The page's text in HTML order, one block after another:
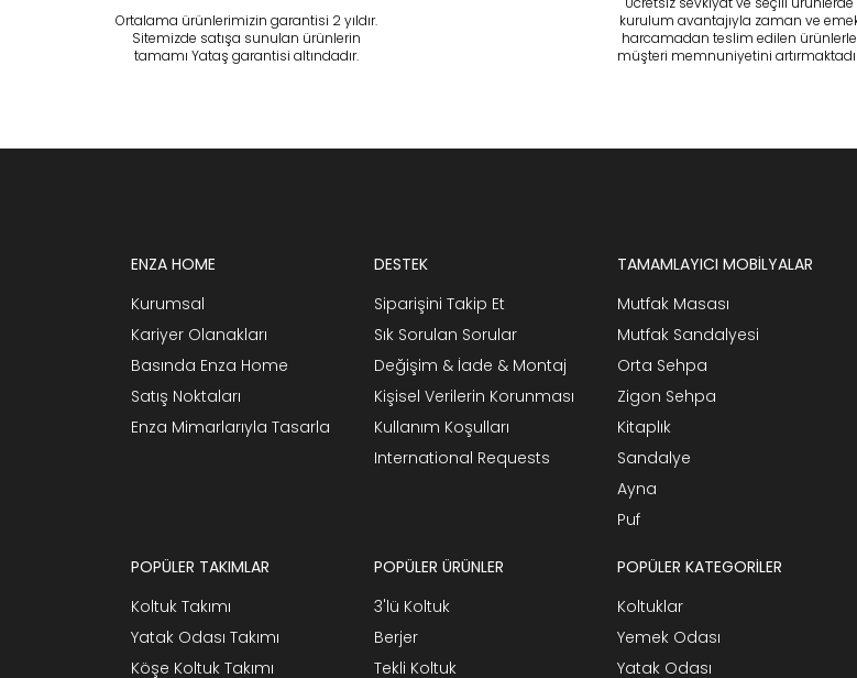
Ortalama ürünlerimizin garantisi 2 yıldır.
Sitemizde satışa sunulan ürünlerin
tamamı Yataş garantisi altındadır.
kurulum avantajıyla zaman ve
harcamadan teslim edilen ürünlerle
müşteri memnuniyetini
ENZA HOME
Kurumsal
Kariyer Olanakları
Basında Enza Home
Satış Noktaları
Enza Mimarlarıyla Tasarla
DESTEK
Siparişini Takip Et
Sık Sorulan Sorular
Değişim & İade & Montaj
Kişisel Verilerin Korunması
Kullanım Koşulları
International Requests
TAMAMLAYICI MOBİLYALAR
Mutfak Masası
Mutfak Sandalyesi
Orta Sehpa
Zigon Sehpa
Kitaplık
Sandalye
Ayna
Puf
POPÜLER TAKIMLAR
Koltuk Takımı
Yatak Odası Takımı
Köşe Koltuk Takımı
POPÜLER ÜRÜNLER
3'lü Koltuk
Berjer
Tekli Koltuk
POPÜLER KATEGORİLER
Koltuklar
Yemek Odası
Yatak Odası